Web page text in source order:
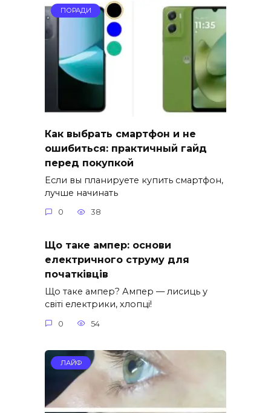
ПОРАДИ
Как выбрать смартфон и не
ошибиться: практичный гайд
перед покупкой
Если вы планируете купить смартфон,
лучше начинать
0 38
Що таке ампер: основи
електричного струму для
початківців
Що таке ампер? Ампер — лисиць у
світі електрики, хлопці!
0 54
ЛАЙФ